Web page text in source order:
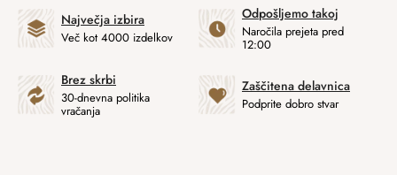
Največja izbira
Več kot 4000 izdelkov
Odpošljemo takoj
Naročila prejeta pred
12:00
Brez skrbi
30-dnevna politika
vračanja
Zaščitena delavnica
Podprite dobro stvar